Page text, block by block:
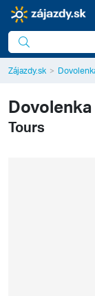
Zájazdy.sk
Dovolenka
Tours